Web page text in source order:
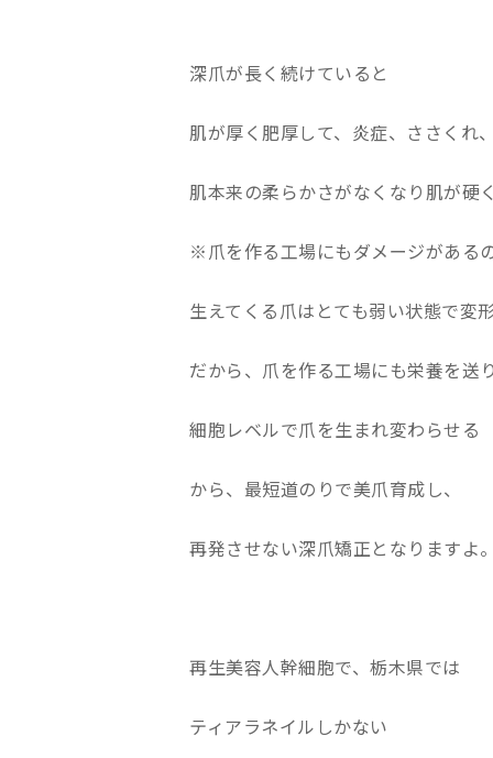
深爪が長く続けていると
肌が厚く肥厚して、炎症、ささくれ
肌本来の柔らかさがなくなり肌が硬
※爪を作る工場にもダメージがある
生えてくる爪はとても弱い状態で変
だから、爪を作る工場にも栄養を送
細胞レベルで爪を生まれ変わらせる
から、最短道のりで美爪育成し、
再発させない深爪矯正となりますよ
再生美容人幹細胞で、栃木県では
ティアラネイルしかない